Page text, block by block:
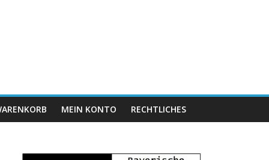
MEIN KONTO RECHTLICHES